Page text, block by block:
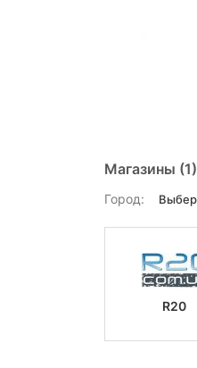
Магазины (1)
Город:
R20